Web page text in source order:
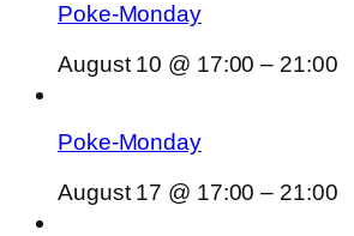
Poke-Monday
August 10 @ 17:00 – 21:00
Poke-Monday
August 17 @ 17:00 – 21:00